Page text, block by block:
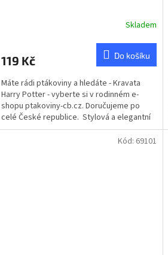
Skladem
119 Kč Do košíku
Máte rádi ptákoviny a hledáte - Kravata
Harry Potter - vyberte si v rodinném e-
shopu ptakoviny-cb.cz. Doručujeme po
celé České republice. Stylová a elegantní
kravata...
Kód: 69101